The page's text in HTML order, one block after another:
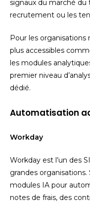
signaux du marché du
recrutement ou les
Pour les
plus accessibles
les modules
premier niveau
dédié.
Automatisation
Workday
Workday est l’un des
grandes
modules IA pour
notes de frais, des